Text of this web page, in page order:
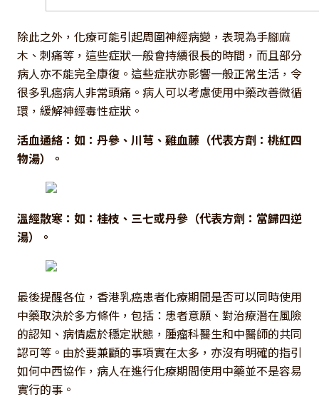
除此之外，化療可能引起周圍神經病變，表現為手腳麻
木、刺痛等，這些症狀一般會持續很長的時間，而且部分
病人亦不能完全康復。這些症狀亦影響一般正常生活，令
很多乳癌病人非常頭痛。病人可以考慮使用中藥改善微循
環，緩解神經毒性症狀。
活血通絡：如：丹參、川芎、雞血藤（代表方劑：桃紅四
物湯）。
溫經散寒：如：桂枝、三七或丹參（代表方劑：當歸四逆
湯）。
最後提醒各位，香港乳癌患者化療期間是否可以同時使用
中藥取決於多方條件，包括：患者意願、對治療潛在風險
的認知、病情處於穩定狀態，腫瘤科醫生和中醫師的共同
認可等。由於要兼顧的事項實在太多，亦沒有明確的指引
如何中西協作，病人在進行化療期間使用中藥並不是容易
實行的事。